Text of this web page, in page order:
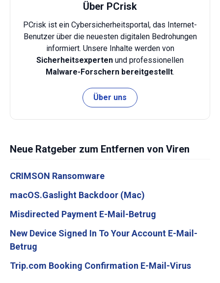
Über PCrisk
PCrisk ist ein Cybersicherheitsportal, das Internet-
Benutzer über die neuesten digitalen Bedrohungen
informiert. Unsere Inhalte werden von
Sicherheitsexperten und professionellen
Malware-Forschern bereitgestellt.
Über uns
Neue Ratgeber zum Entfernen von Viren
CRIMSON Ransomware
macOS.Gaslight Backdoor (Mac)
Misdirected Payment E-Mail-Betrug
New Device Signed In To Your Account E-Mail-
Betrug
Trip.com Booking Confirmation E-Mail-Virus